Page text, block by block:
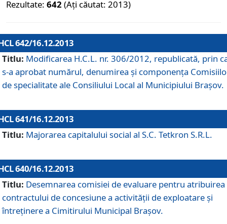
Rezultate: 642 (Ați căutat: 2013)
642/16.12.2013
Titlu: Modificarea H.C.L. nr. 306/2012, republicată, prin
s-a aprobat numărul, denumirea şi componenţa
de specialitate ale Consiliului Local al Municipiului Braşov.
641/16.12.2013
Titlu: Majorarea capitalului social al S.C. Tetkron S.R.L.
640/16.12.2013
Titlu: Desemnarea comisiei de evaluare pentru atribuirea
contractului de concesiune a activităţii de exploatare şi
întreţinere a Cimitirului Municipal Braşov.